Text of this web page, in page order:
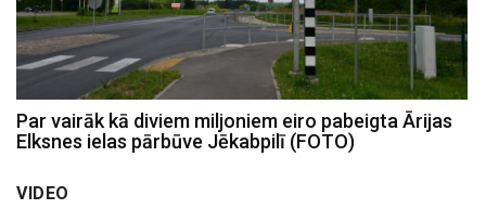
Par vairāk kā diviem miljoniem eiro pabeigta Ārijas
Elksnes ielas pārbūve Jēkabpilī (FOTO)
VIDEO